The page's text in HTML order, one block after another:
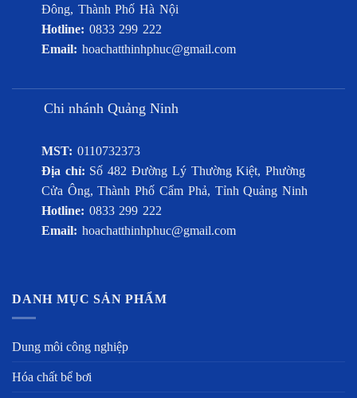
Đông, Thành Phố Hà Nội
Hotline: 0833 299 222
Email: hoachatthinhphuc@gmail.com
Chi nhánh Quảng Ninh
MST: 0110732373
Địa chỉ: Số 482 Đường Lý Thường Kiệt, Phường
Cửa Ông, Thành Phố Cẩm Phả, Tỉnh Quảng Ninh
Hotline: 0833 299 222
Email: hoachatthinhphuc@gmail.com
DANH MỤC SẢN PHẨM
Dung môi công nghiệp
Hóa chất bể bơi